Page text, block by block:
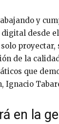
y
desde
de la
que
Ignacio
en la